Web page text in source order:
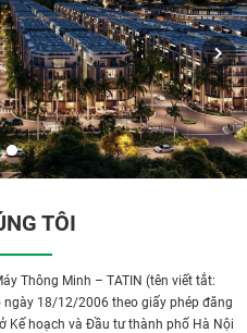
TÔI
Thông Minh – TATIN (tên viết tắt:
ngày 18/12/2006 theo giấy phép đăng
Kế hoạch và Đầu tư thành phố Hà Nội